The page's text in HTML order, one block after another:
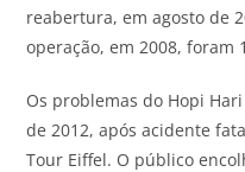
reabertura, em agosto de
operação, em 2008, foram
Os problemas do Hopi
de 2012, após acidente
Tour Eiffel. O público